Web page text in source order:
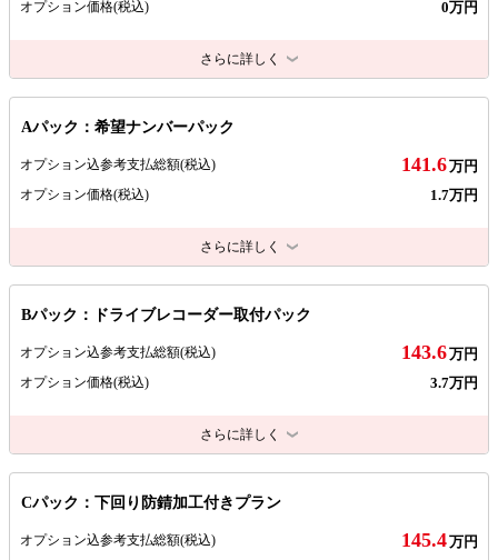
オプション価格(税込) 0万円
さらに詳しく
Aパック：希望ナンバーパック
オプション込参考支払総額(税込) 141.6万円
オプション価格(税込) 1.7万円
さらに詳しく
Bパック：ドライブレコーダー取付パック
オプション込参考支払総額(税込) 143.6万円
オプション価格(税込) 3.7万円
さらに詳しく
Cパック：下回り防錆加工付きプラン
オプション込参考支払総額(税込) 145.4万円